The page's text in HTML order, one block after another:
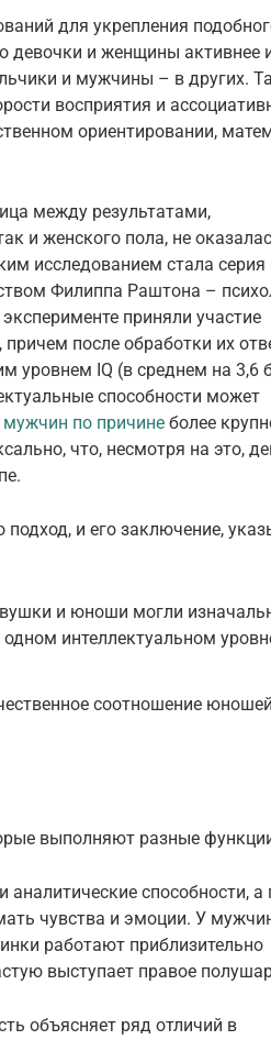
для укрепления
девочки и женщины активнее
и мужчины – в других.
восприятия и
ориентировании,
между результатами,
и женского пола, не
исследованием стала серия
Филиппа Раштона –
приняли участие
после обработки их
уровнем IQ (в среднем на 3,6
способности может
мужчин по причине более
что, несмотря на это,
и его заключение,
и юноши могли
интеллектуальном
соотношение
выполняют разные
способности, а
чувства и эмоции. У
работают приблизительно
выступает правое
объясняет ряд отличий в